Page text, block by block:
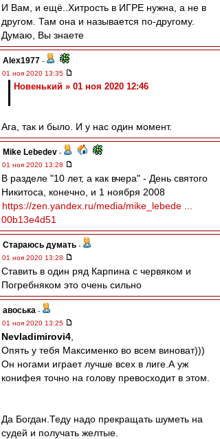
И Вам, и ещё..Хитрость в ИГРЕ нужна, а не в
другом. Там она и называется по-другому.
Думаю, Вы знаете
Alex1977 -
01 ноя 2020 13:35
Новенький » 01 ноя 2020 12:46
Ага, так и было. И у нас один момент.
Mike Lebedev -
01 ноя 2020 13:28
В разделе "10 лет, а как вчера" - День святого
Никитоса, конечно, и 1 ноября 2008
https://zen.yandex.ru/media/mike_lebede ...
00b13e4d51
Стараюсь думать -
01 ноя 2020 13:28
Ставить в один ряд Карпина с червяком и
Погребняком это очень сильно
авоська -
01 ноя 2020 13:25
Nevladimirovi4
Опять у тебя Максименко во всем виноват)))
Он ногами играет лучше всех в лиге.А уж
конифея точно на голову превосходит в этом.
Да Богдан.Теду надо прекращать шуметь на
судей и получать желтые.